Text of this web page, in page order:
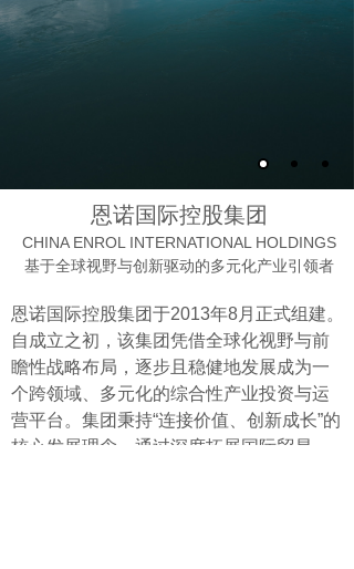
恩诺国际控股集团
CHINA ENROL INTERNATIONAL HOLDINGS
基于全球视野与创新驱动的多元化产业引领者
恩诺国际控股集团于2013年8月正式组建。
自成立之初，该集团凭借全球化视野与前
瞻性战略布局，逐步且稳健地发展成为一
个跨领域、多元化的综合性产业投资与运
营平台。集团秉持“连接价值、创新成长”的
核心发展理念，通过深度拓展国际贸易、